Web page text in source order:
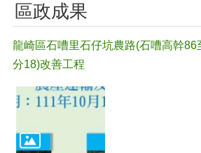
區政成果
龍崎區石嘈里石仔坑農路(石嘈高幹
分18)改善工程